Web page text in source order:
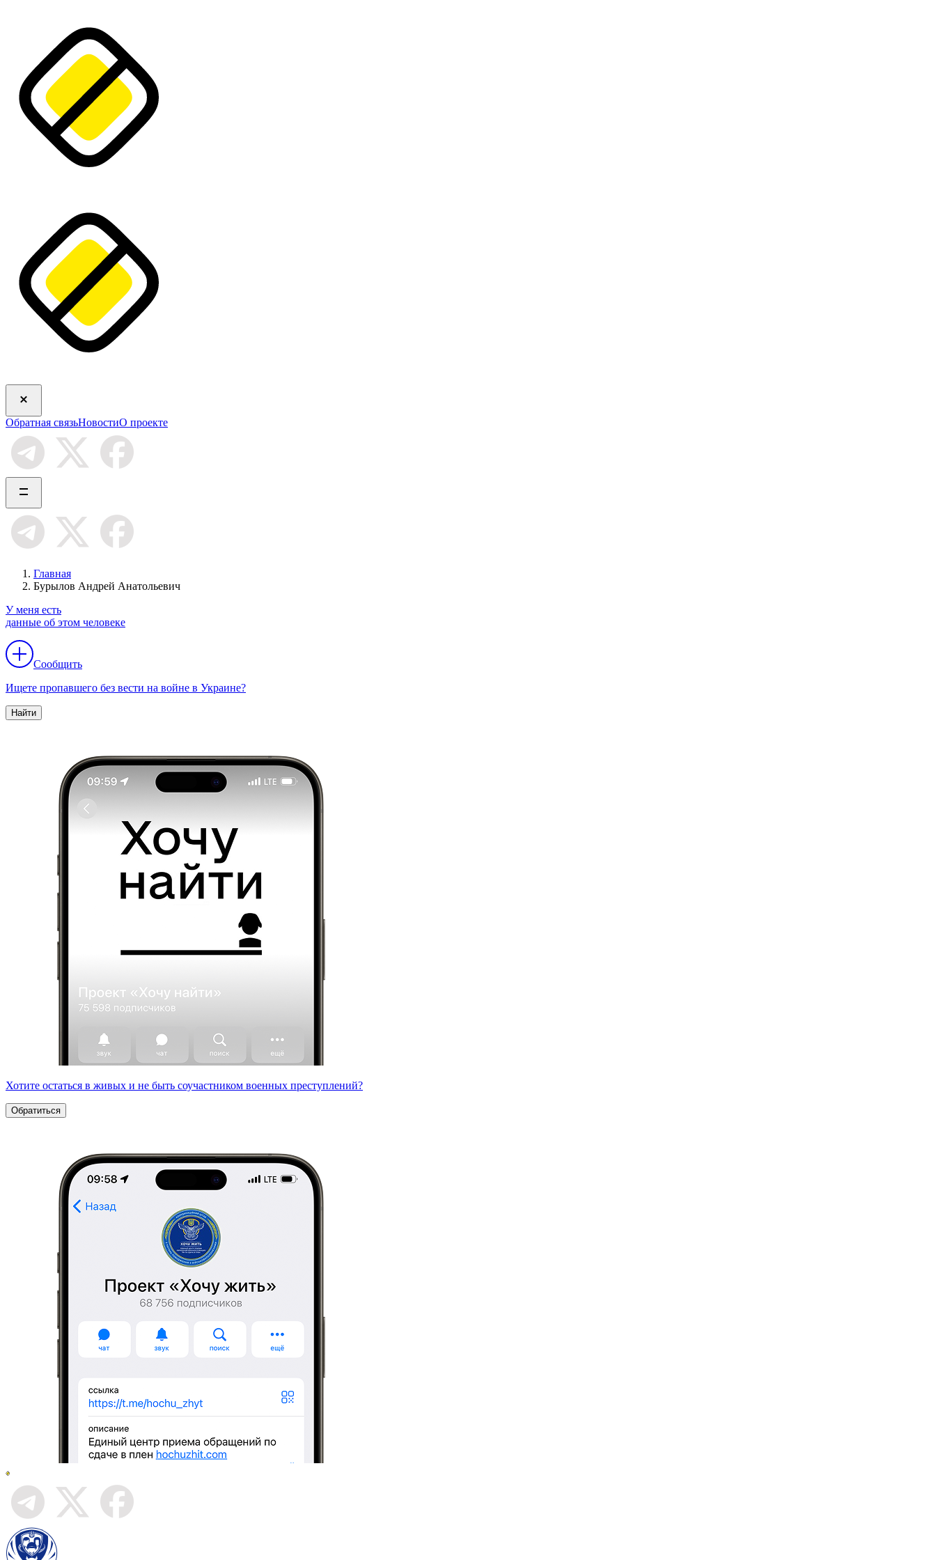
Обратная связьНовостиО проекте
Главная
Бурылов Андрей Анатольевич
У меня есть
данные об этом человеке
Сообщить
Ищете пропавшего без вести на войне в Украине?
Найти
Хотите остаться в живых и не быть соучастником военных преступлений?
Обратиться